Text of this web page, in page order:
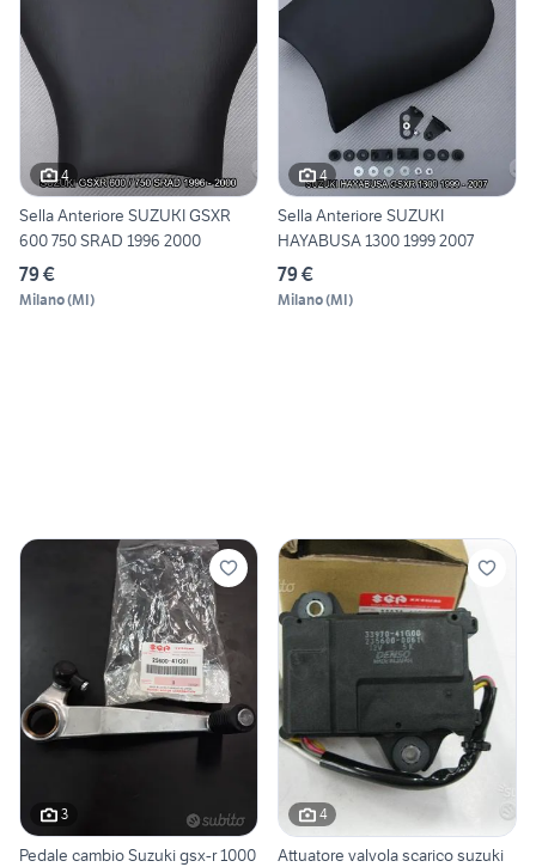
4
Sella Anteriore SUZUKI GSXR
600 750 SRAD 1996 2000
79 €
Milano(MI)
4
Sella Anteriore SUZUKI
HAYABUSA 1300 1999 2007
79 €
Milano(MI)
3
Pedale cambio Suzuki gsx-r 1000
4
Attuatore valvola scarico suzuki